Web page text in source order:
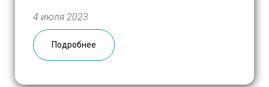
всех за радость общения, исключительный
профессионализм, творческий подход к
каждому из заданий, а главное – за
4 июля 2023
Подробнее